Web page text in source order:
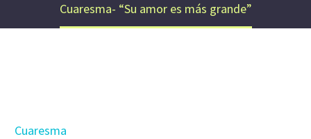
Cuaresma- “Su amor es más grande”
Cuaresma